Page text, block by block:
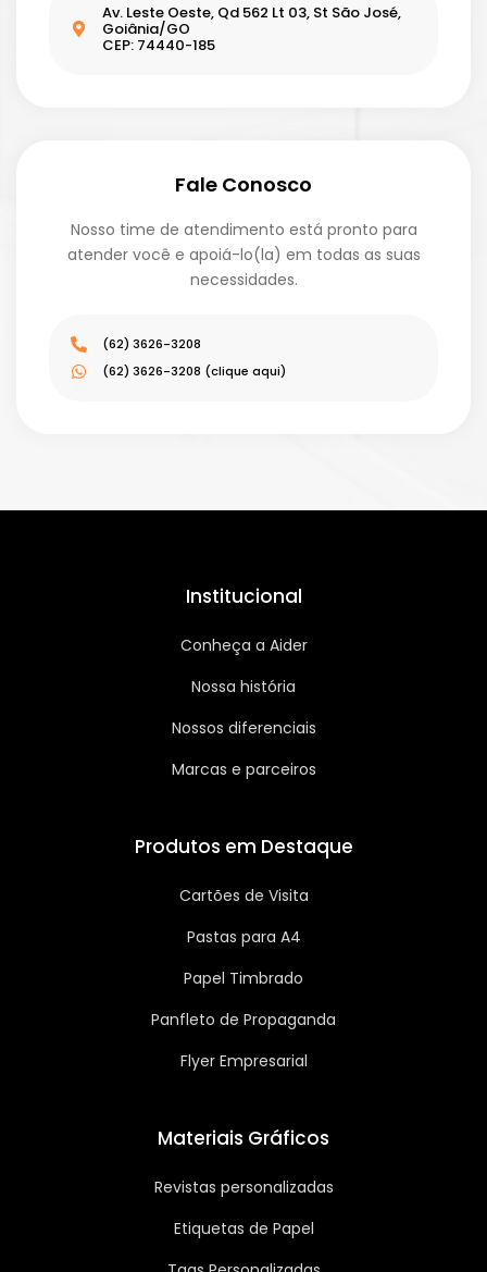
Av. Leste Oeste, Qd 562 Lt 03, St São José,
Goiânia/GO
CEP: 74440-185
Fale Conosco
Nosso time de atendimento está pronto para
atender você e apoiá-lo(la) em todas as suas
necessidades.
(62) 3626-3208
(62) 3626-3208 (clique aqui)
Institucional
Conheça a Aider
Nossa história
Nossos diferenciais
Marcas e parceiros
Produtos em Destaque
Cartões de Visita
Pastas para A4
Papel Timbrado
Panfleto de Propaganda
Flyer Empresarial
Materiais Gráficos
Revistas personalizadas
Etiquetas de Papel